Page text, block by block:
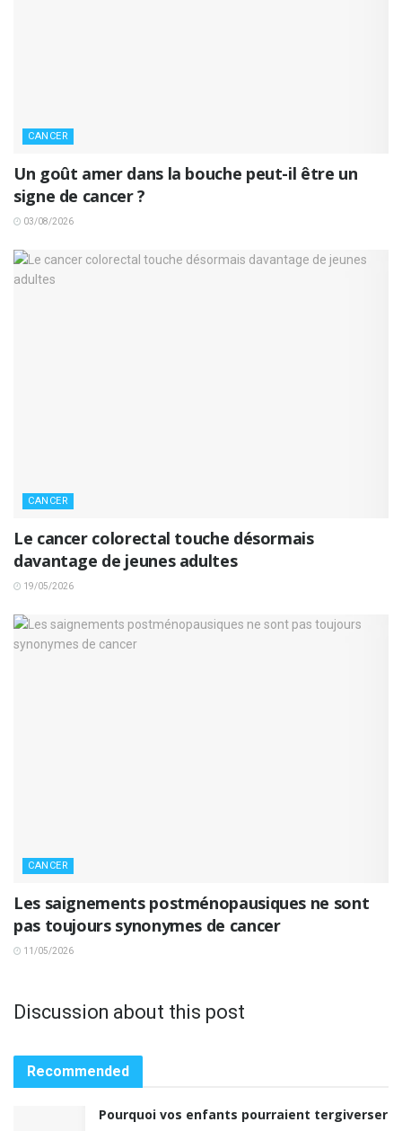
CANCER
Un goût amer dans la bouche peut-il être un
signe de cancer ?
03/08/2026
CANCER
Le cancer colorectal touche désormais
davantage de jeunes adultes
19/05/2026
CANCER
Les saignements postménopausiques ne sont
pas toujours synonymes de cancer
11/05/2026
Discussion about this post
Recommended
Pourquoi vos enfants pourraient tergiverser